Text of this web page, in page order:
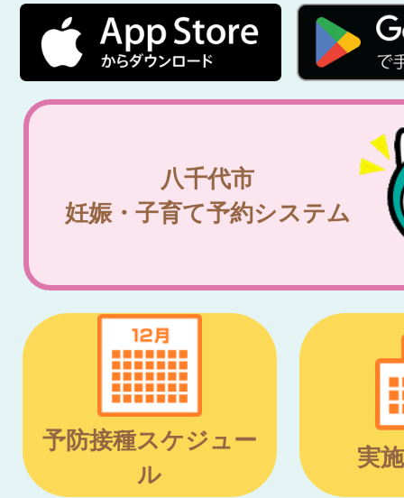
八千代市
妊娠・子育て予約システム
予防接種スケジュー
ル
実